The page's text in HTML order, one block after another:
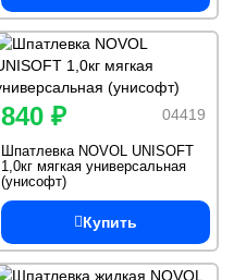
04419
840 ₽
Шпатлевка NOVOL UNISOFT
1,0кг мягкая универсальная
(унисофт)
Купить